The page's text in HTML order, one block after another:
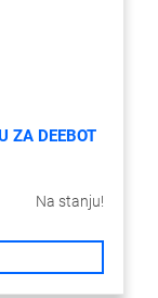
ZA DEEBOT
Na stanju!